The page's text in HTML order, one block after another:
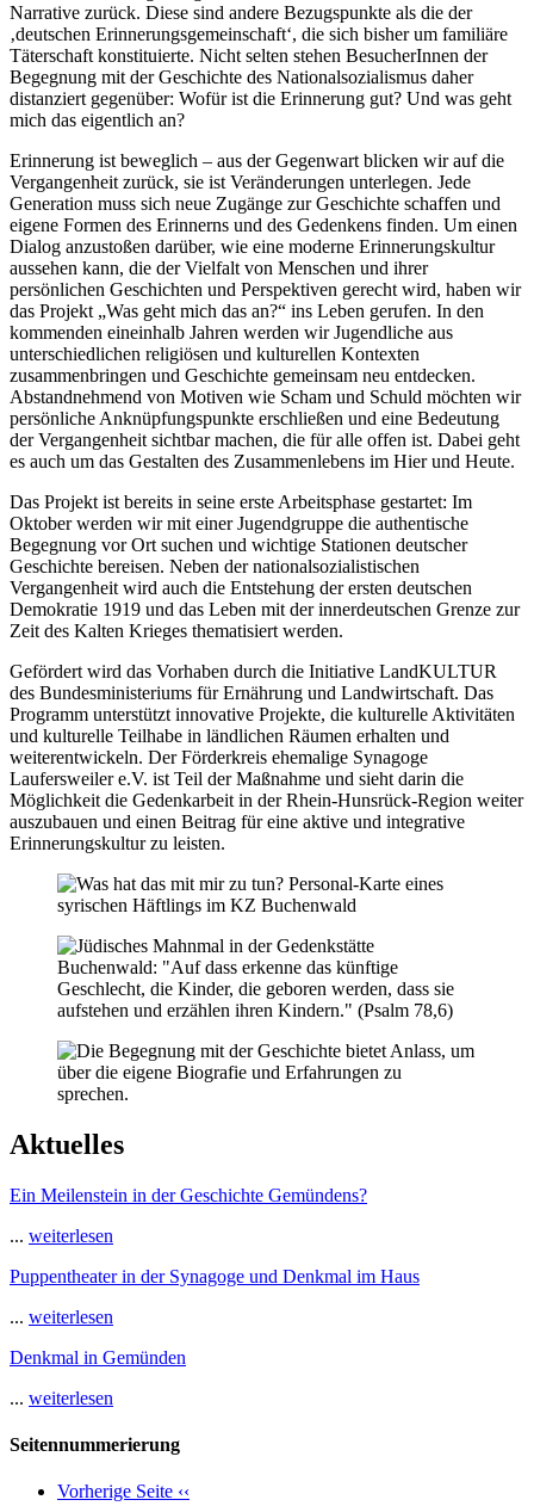
Narrative zurück. Diese sind andere Bezugspunkte als die der
‚deutschen Erinnerungsgemeinschaft‘, die sich bisher um familiäre
Täterschaft konstituierte. Nicht selten stehen BesucherInnen der
Begegnung mit der Geschichte des Nationalsozialismus daher
distanziert gegenüber: Wofür ist die Erinnerung gut? Und was geht
mich das eigentlich an?
Erinnerung ist beweglich – aus der Gegenwart blicken wir auf die
Vergangenheit zurück, sie ist Veränderungen unterlegen. Jede
Generation muss sich neue Zugänge zur Geschichte schaffen und
eigene Formen des Erinnerns und des Gedenkens finden. Um einen
Dialog anzustoßen darüber, wie eine moderne Erinnerungskultur
aussehen kann, die der Vielfalt von Menschen und ihrer
persönlichen Geschichten und Perspektiven gerecht wird, haben wir
das Projekt „Was geht mich das an?“ ins Leben gerufen. In den
kommenden eineinhalb Jahren werden wir Jugendliche aus
unterschiedlichen religiösen und kulturellen Kontexten
zusammenbringen und Geschichte gemeinsam neu entdecken.
Abstandnehmend von Motiven wie Scham und Schuld möchten wir
persönliche Anknüpfungspunkte erschließen und eine Bedeutung
der Vergangenheit sichtbar machen, die für alle offen ist. Dabei geht
es auch um das Gestalten des Zusammenlebens im Hier und Heute.
Das Projekt ist bereits in seine erste Arbeitsphase gestartet: Im
Oktober werden wir mit einer Jugendgruppe die authentische
Begegnung vor Ort suchen und wichtige Stationen deutscher
Geschichte bereisen. Neben der nationalsozialistischen
Vergangenheit wird auch die Entstehung der ersten deutschen
Demokratie 1919 und das Leben mit der innerdeutschen Grenze zur
Zeit des Kalten Krieges thematisiert werden.
Gefördert wird das Vorhaben durch die Initiative LandKULTUR
des Bundesministeriums für Ernährung und Landwirtschaft. Das
Programm unterstützt innovative Projekte, die kulturelle Aktivitäten
und kulturelle Teilhabe in ländlichen Räumen erhalten und
weiterentwickeln. Der Förderkreis ehemalige Synagoge
Laufersweiler e.V. ist Teil der Maßnahme und sieht darin die
Möglichkeit die Gedenkarbeit in der Rhein-Hunsrück-Region weiter
auszubauen und einen Beitrag für eine aktive und integrative
Erinnerungskultur zu leisten.
Aktuelles
Ein Meilenstein in der Geschichte Gemündens?
... weiterlesen
Puppentheater in der Synagoge und Denkmal im Haus
... weiterlesen
Denkmal in Gemünden
... weiterlesen
Seitennummerierung
Vorherige Seite ‹‹